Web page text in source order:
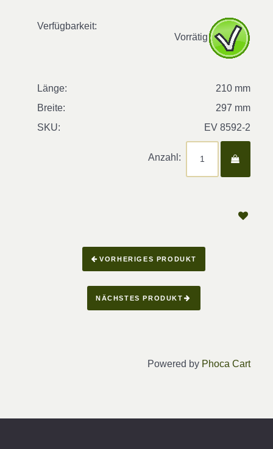
Verfügbarkeit:
Vorrätig
Länge:
210 mm
Breite:
297 mm
SKU:
EV 8592-2
Anzahl:
VORHERIGES PRODUKT
NÄCHSTES PRODUKT
Powered by Phoca Cart